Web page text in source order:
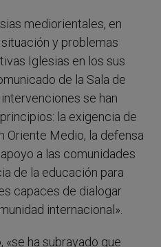
mediorientales, en
y problemas
Iglesias en los sus
de la Sala de
se han
la exigencia de
Oriente Medio, la defensa
a las comunidades
de la educación para
capaces de dialogar
internacional».
ha subrayado que